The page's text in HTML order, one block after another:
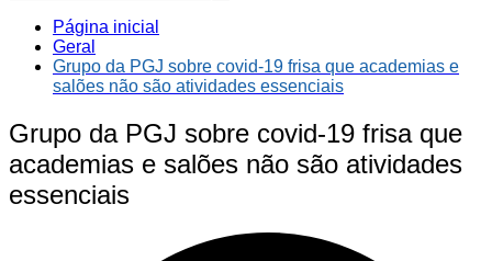
Página inicial
Geral
Grupo da PGJ sobre covid-19 frisa que academias e
salões não são atividades essenciais
Grupo da PGJ sobre covid-19 frisa que
academias e salões não são atividades
essenciais